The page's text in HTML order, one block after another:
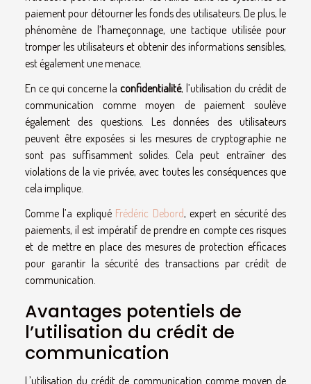
paiement pour détourner les fonds des utilisateurs. De plus, le
phénomène de l’hameçonnage, une tactique utilisée pour
tromper les utilisateurs et obtenir des informations sensibles,
est également une menace.
En ce qui concerne la confidentialité, l’utilisation du crédit de
communication comme moyen de paiement soulève
également des questions. Les données des utilisateurs
peuvent être exposées si les mesures de cryptographie ne
sont pas suffisamment solides. Cela peut entraîner des
violations de la vie privée, avec toutes les conséquences que
cela implique.
Comme l’a expliqué Frédéric Debord, expert en sécurité des
paiements, il est impératif de prendre en compte ces risques
et de mettre en place des mesures de protection efficaces
pour garantir la sécurité des transactions par crédit de
communication.
Avantages potentiels de
l’utilisation du crédit de
communication
L’utilisation du crédit de communication comme moyen de